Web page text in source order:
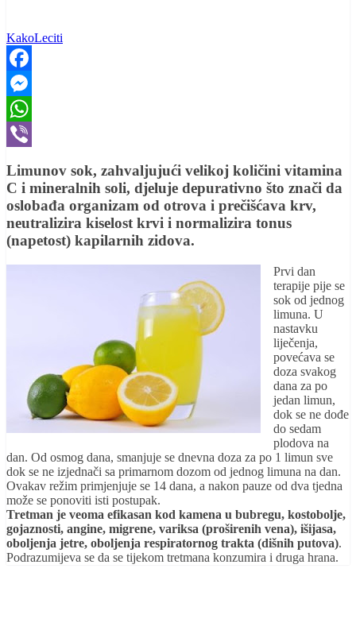
KakoLeciti
Facebook
Messenger
WhatsApp
Limunov sok, zahvaljujući velikoj količini vitamina
C i mineralnih soli, djeluje depurativno što znači da
oslobađa organizam od otrova i prečišćava krv,
neutralizira kiselost krvi i normalizira tonus
(napetost) kapilarnih zidova.
Prvi dan
terapije pije se
sok od jednog
limuna. U
nastavku
liječenja,
povećava se
doza svakog
dana za po
jedan limun,
dok se ne dođe
do sedam
plodova na
dan. Od osmog dana, smanjuje se dnevna doza za po 1 limun sve
dok se ne izjednači sa primarnom dozom od jednog limuna na dan.
Ovakav režim primjenjuje se 14 dana, a nakon pauze od dva tjedna
može se ponoviti isti postupak.
Tretman je veoma efikasan kod kamena u bubregu, kostobolje,
gojaznosti, angine, migrene, variksa (proširenih vena), išijasa,
oboljenja jetre, oboljenja respiratornog trakta (dišnih putova).
Podrazumijeva se da se tijekom tretmana konzumira i druga hrana.